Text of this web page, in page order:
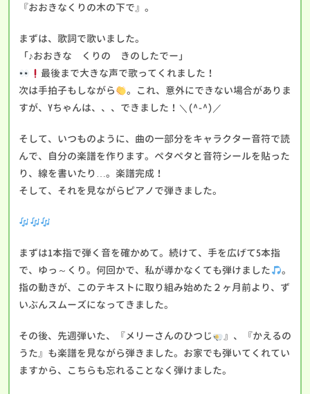
『おおきなくりの木の下で』。
まずは、歌詞で歌いました。
「♪おおきな くりの きのしたでー」
最後まで大きな声で歌ってくれました！
次は手拍子もしながら
。これ、意外にできない場合がありま
すが、Yちゃんは、、、できました！＼(^-^)／
そして、いつものように、曲の一部分をキャラクター音符で読
んで、自分の楽譜を作ります。ペタペタと音符シールを貼った
り、線を書いたり…。楽譜完成！
そして、それを見ながらピアノで弾きました。
まずは1本指で弾く音を確かめて。続けて、手を広げて5本指
で、ゆっ～くり。何回かで、私が導かなくても弾けました
。
指の動きが、このテキストに取り組み始めた２ヶ月前より、ず
いぶんスムーズになってきました。
その後、先週弾いた、『メリーさんのひつじ
』、『かえるの
うた』も楽譜を見ながら弾きました。お家でも弾いてくれてい
ますから、こちらも忘れることなく弾けました。